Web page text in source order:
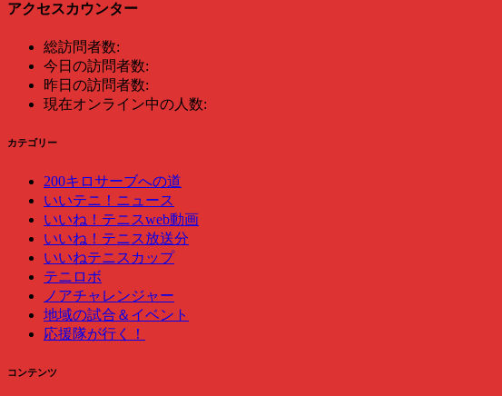
アクセスカウンター
総訪問者数:
今日の訪問者数:
昨日の訪問者数:
現在オンライン中の人数:
カテゴリー
200キロサーブへの道
いいテニ！ニュース
いいね！テニスweb動画
いいね！テニス放送分
いいねテニスカップ
テニロボ
ノアチャレンジャー
地域の試合＆イベント
応援隊が行く！
コンテンツ